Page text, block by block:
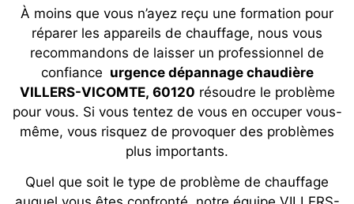
À moins que vous n’ayez reçu une formation pour
réparer les appareils de chauffage, nous vous
recommandons de laisser un professionnel de
confiance urgence dépannage chaudière
VILLERS-VICOMTE, 60120 résoudre le problème
pour vous. Si vous tentez de vous en occuper vous-
même, vous risquez de provoquer des problèmes
plus importants.
Quel que soit le type de problème de chauffage